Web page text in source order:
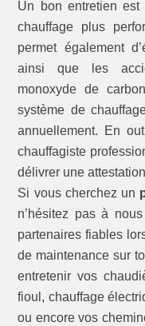
Un bon entretien
chauffage plus
permet également
ainsi que les
monoxyde de
système de
annuellement. En
chauffagiste
délivrer une
Si vous cherchez un
n’hésitez pas à
partenaires fiables
de maintenance sur
entretenir vos
fioul, chauffage
ou encore vos